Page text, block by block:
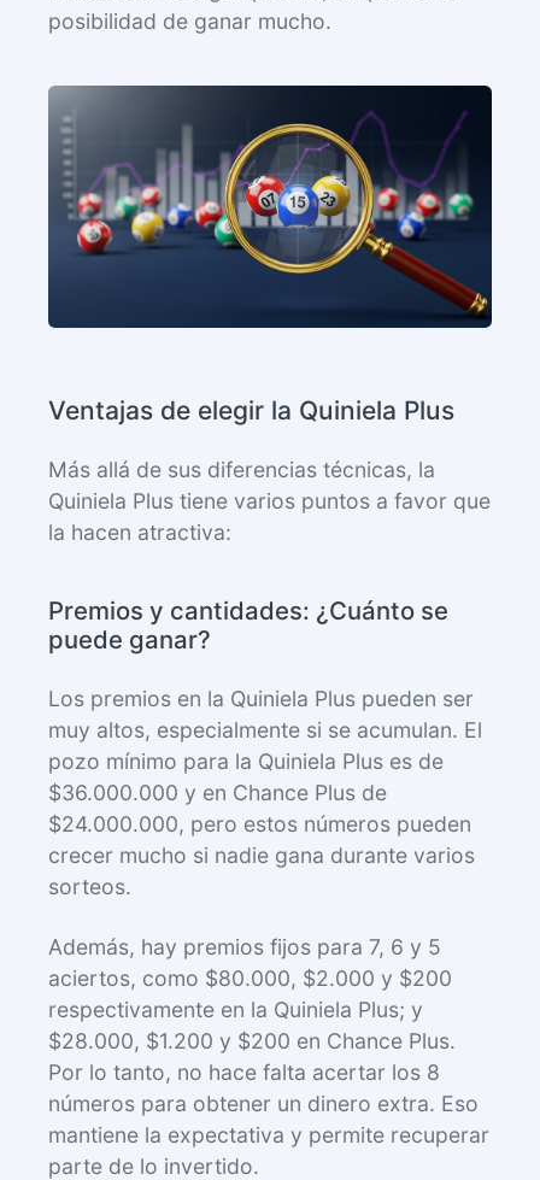
posibilidad de ganar mucho.
Ventajas de elegir la Quiniela Plus
Más allá de sus diferencias técnicas, la
Quiniela Plus tiene varios puntos a favor que
la hacen atractiva:
Premios y cantidades: ¿Cuánto se
puede ganar?
Los premios en la Quiniela Plus pueden ser
muy altos, especialmente si se acumulan. El
pozo mínimo para la Quiniela Plus es de
$36.000.000 y en Chance Plus de
$24.000.000, pero estos números pueden
crecer mucho si nadie gana durante varios
sorteos.
Además, hay premios fijos para 7, 6 y 5
aciertos, como $80.000, $2.000 y $200
respectivamente en la Quiniela Plus; y
$28.000, $1.200 y $200 en Chance Plus.
Por lo tanto, no hace falta acertar los 8
números para obtener un dinero extra. Eso
mantiene la expectativa y permite recuperar
parte de lo invertido.